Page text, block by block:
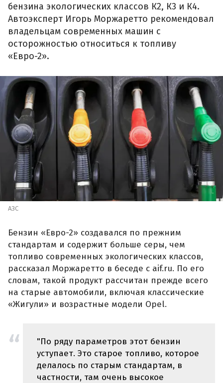
бензина экологических классов К2, К3 и К4.
Автоэксперт Игорь Моржаретто рекомендовал
владельцам современных машин с
осторожностью относиться к топливу
«Евро-2».
АЗС
Бензин «Евро-2» создавался по прежним
стандартам и содержит больше серы, чем
топливо современных экологических классов,
рассказал Моржаретто в беседе с aif.ru. По его
словам, такой продукт рассчитан прежде всего
на старые автомобили, включая классические
«Жигули» и возрастные модели Opel.
"По ряду параметров этот бензин
уступает. Это старое топливо, которое
делалось по старым стандартам, в
частности, там очень высокое